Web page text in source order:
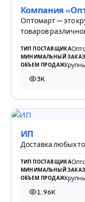
Компания
Оптомарт — это
товаров
ТИП ПОСТАВЩИКА
МИНИМАЛЬНЫЙ ЗАКАЗ
ОБЪЕМ ПРОДАЖ
3K
2 995 просмотров
ИП
Доставка любых
ТИП ПОСТАВЩИКА
МИНИМАЛЬНЫЙ ЗАКАЗ
ОБЪЕМ ПРОДАЖ
1.96K
1 963 просмотра